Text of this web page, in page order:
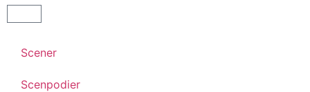
Scener
Scenpodier